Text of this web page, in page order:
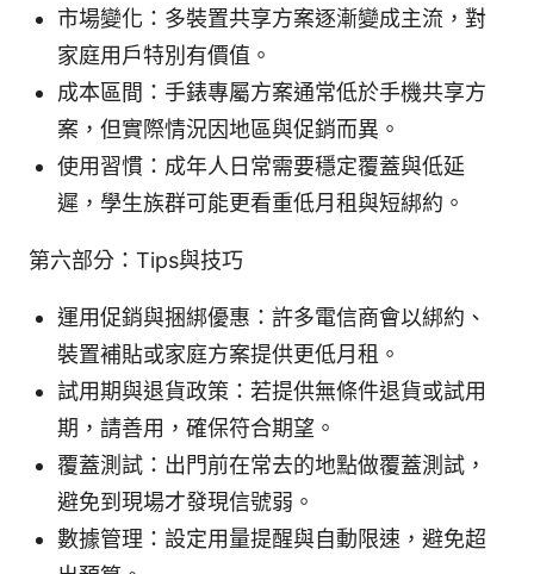
市場變化：多裝置共享方案逐漸變成主流，對
家庭用戶特別有價值。
成本區間：手錶專屬方案通常低於手機共享方
案，但實際情況因地區與促銷而異。
使用習慣：成年人日常需要穩定覆蓋與低延
遲，學生族群可能更看重低月租與短綁約。
第六部分：Tips與技巧
運用促銷與捆綁優惠：許多電信商會以綁約、
裝置補貼或家庭方案提供更低月租。
試用期與退貨政策：若提供無條件退貨或試用
期，請善用，確保符合期望。
覆蓋測試：出門前在常去的地點做覆蓋測試，
避免到現場才發現信號弱。
數據管理：設定用量提醒與自動限速，避免超